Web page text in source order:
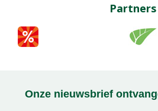
Partners
Onze nieuwsbrief